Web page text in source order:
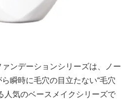
ンデーションシリーズは、ノー
瞬時に毛穴の目立たない“毛穴
人気のベースメイクシリーズで